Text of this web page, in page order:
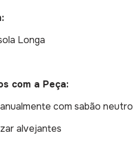
Longa
com a Peça:
com sabão neutro
alvejantes